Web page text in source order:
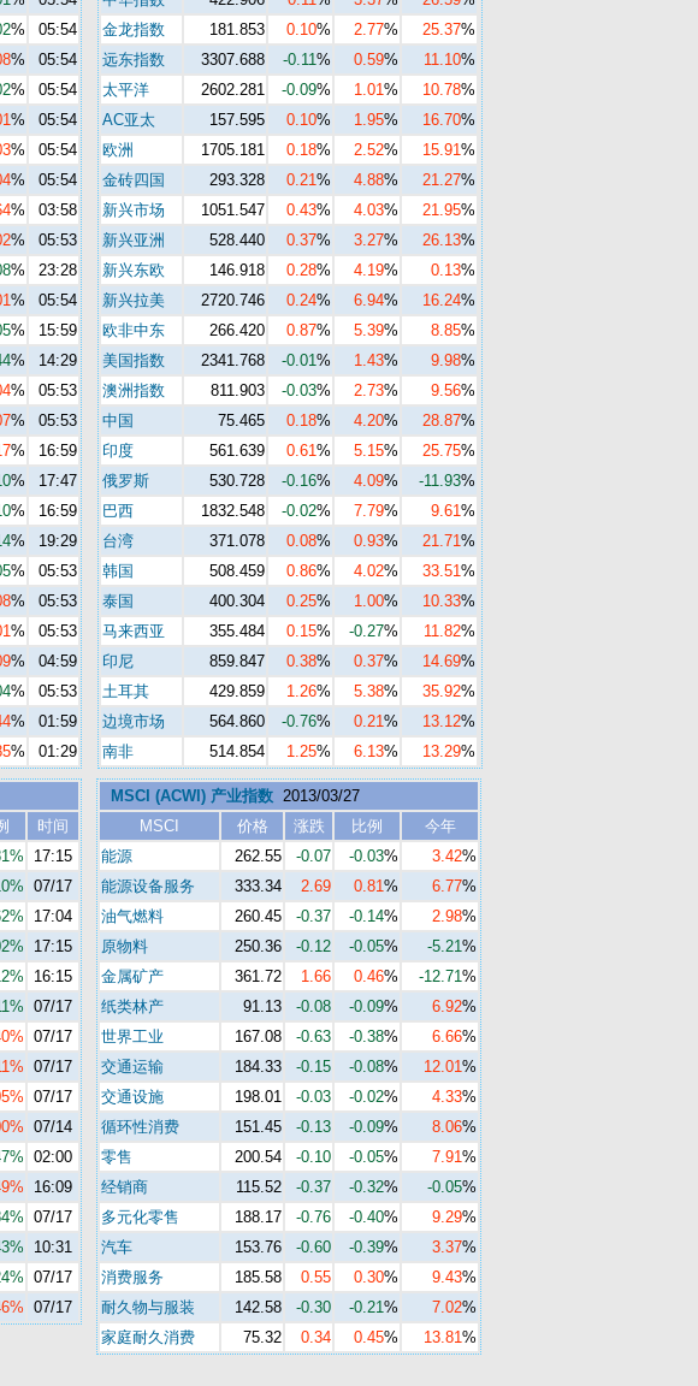
%
05:54
%
05:54
%
05:54
%
05:54
%
05:54
%
05:54
%
03:58
%
05:53
%
23:28
%
05:54
%
15:59
%
14:29
%
05:53
%
05:53
%
16:59
%
17:47
%
16:59
%
19:29
%
05:53
%
05:53
%
05:53
%
04:59
%
05:53
%
01:59
% 01:29
金龙指数
181.853 0.10% 2.77% 25.37%
远东指数
3307.688 -0.11% 0.59% 11.10%
太平洋
2602.281 -0.09% 1.01% 10.78%
AC亚太
157.595 0.10% 1.95% 16.70%
欧洲
1705.181 0.18% 2.52% 15.91%
金砖四国
293.328 0.21% 4.88% 21.27%
新兴市场
1051.547 0.43% 4.03% 21.95%
新兴亚洲
528.440 0.37% 3.27% 26.13%
新兴东欧
146.918 0.28% 4.19% 0.13%
新兴拉美
2720.746 0.24% 6.94% 16.24%
欧非中东
266.420 0.87% 5.39% 8.85%
美国指数
2341.768 -0.01% 1.43% 9.98%
澳洲指数
811.903 -0.03% 2.73% 9.56%
中国
75.465 0.18% 4.20% 28.87%
印度
561.639 0.61% 5.15% 25.75%
俄罗斯
530.728 -0.16% 4.09% -11.93%
巴西
1832.548 -0.02% 7.79% 9.61%
台湾
371.078 0.08% 0.93% 21.71%
韩国
508.459 0.86% 4.02% 33.51%
泰国
400.304 0.25% 1.00% 10.33%
马来西亚
355.484 0.15% -0.27% 11.82%
印尼
859.847 0.38% 0.37% 14.69%
土耳其
429.859 1.26% 5.38% 35.92%
边境市场
564.860 -0.76% 0.21% 13.12%
南非
514.854 1.25% 6.13% 13.29%
时间
17:15
07/17
17:04
17:15
16:15
07/17
07/17
07/17
07/17
07/14
02:00
16:09
07/17
10:31
07/17
07/17
MSCI (ACWI) 产业指数 2013/03/27
MSCI
价格 涨跌 比例
今年
能源
262.55 -0.07 -0.03% 3.42%
能源设备服务
333.34 2.69 0.81% 6.77%
油气燃料
260.45 -0.37 -0.14% 2.98%
原物料
250.36 -0.12 -0.05% -5.21%
金属矿产
361.72 1.66 0.46% -12.71%
纸类林产
91.13 -0.08 -0.09% 6.92%
世界工业
167.08 -0.63 -0.38% 6.66%
交通运输
184.33 -0.15 -0.08% 12.01%
交通设施
198.01 -0.03 -0.02% 4.33%
循环性消费
151.45 -0.13 -0.09% 8.06%
零售
200.54 -0.10 -0.05% 7.91%
经销商
115.52 -0.37 -0.32% -0.05%
多元化零售
188.17 -0.76 -0.40% 9.29%
汽车
153.76 -0.60 -0.39% 3.37%
消费服务
185.58 0.55 0.30% 9.43%
耐久物与服装
142.58 -0.30 -0.21% 7.02%
家庭耐久消费
75.32 0.34 0.45% 13.81%